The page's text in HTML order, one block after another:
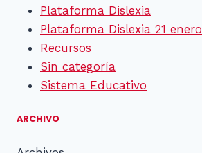
Plataforma Dislexia
Plataforma Dislexia 21 enero
Recursos
Sin categoría
Sistema Educativo
ARCHIVO